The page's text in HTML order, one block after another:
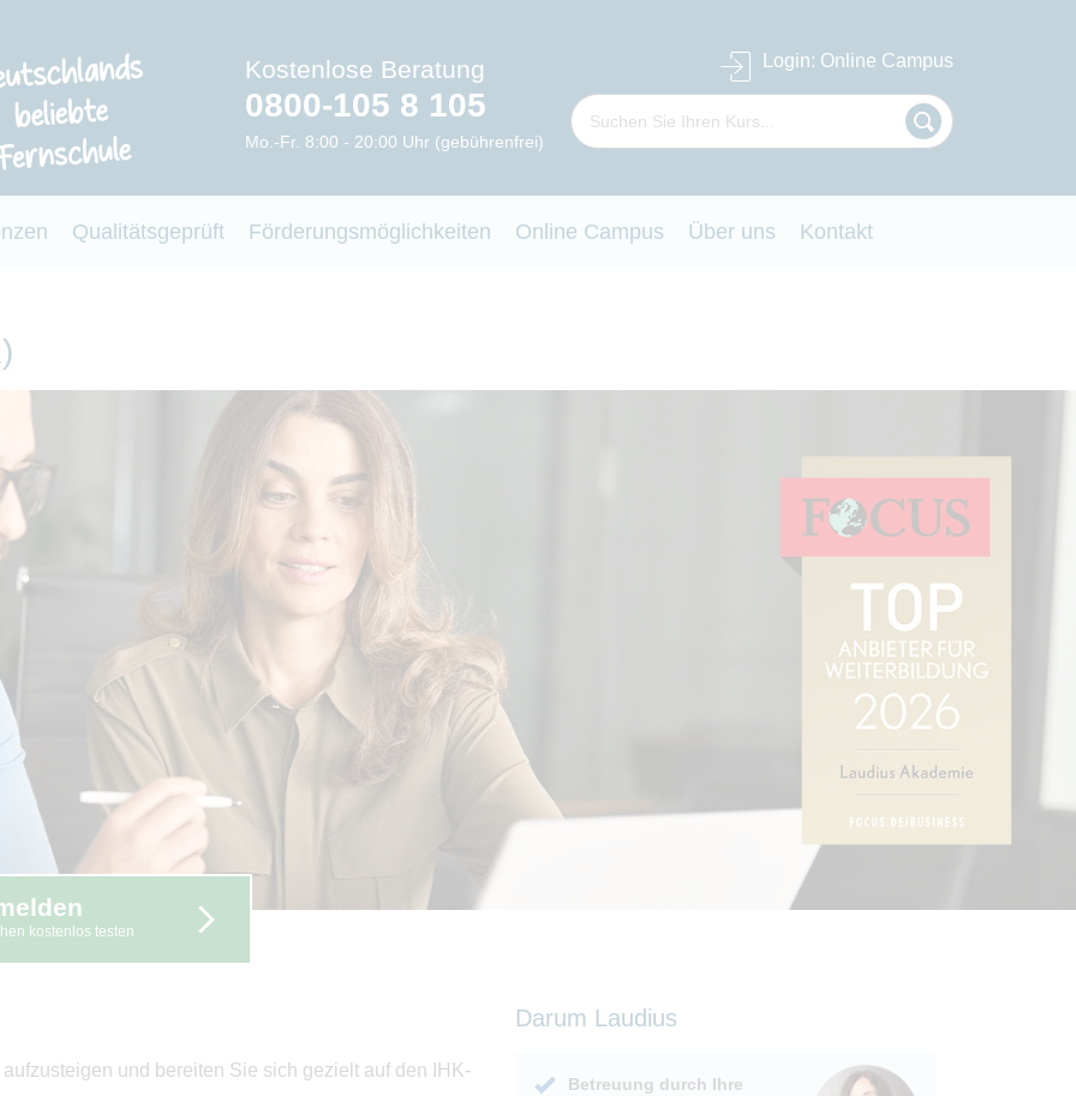
Login: Online Campus
Kostenlose Beratung
0800-105 8 105
Mo.-Fr. 8:00 - 20:00 Uhr (gebührenfrei)
Qualitätsgeprüft Förderungsmöglichkeiten Online Campus Über uns Kontakt
kostenlos testen
und bereiten Sie sich gezielt auf den IHK-
Darum Laudius
Betreuung durch Ihre